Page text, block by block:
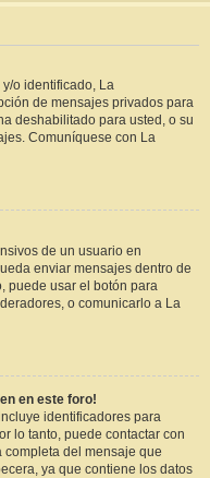
o identificado, La
de mensajes privados para
deshabilitado para usted, o su
Comuníquese con La
de un usuario en
enviar mensajes dentro de
puede usar el botón para
o comunicarlo a La
en este foro!
identificadores para
lo tanto, puede contactar con
completa del mensaje que
ya que contiene los datos